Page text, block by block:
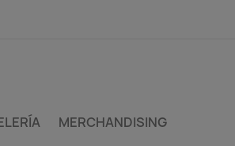
MERCHANDISING